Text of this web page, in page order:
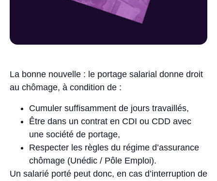
La bonne nouvelle : le portage salarial donne droit
au chômage, à condition de :
Cumuler suffisamment de jours travaillés,
Être dans un contrat en CDI ou CDD avec
une société de portage,
Respecter les règles du régime d’assurance
chômage (Unédic / Pôle Emploi).
Un salarié porté peut donc, en cas d’interruption de